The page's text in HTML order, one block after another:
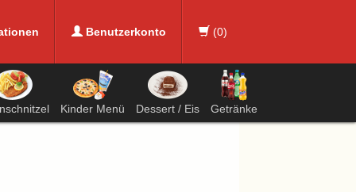
Benutzerkonto (0)
Kinder Menü Dessert / Eis Getränke